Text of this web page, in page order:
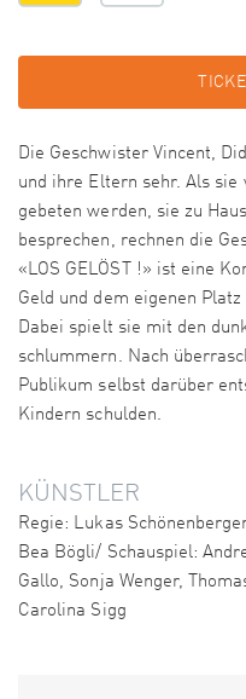
Die Geschwister Vincent,
und ihre Eltern sehr. Als
gebeten werden, sie zu
besprechen, rechnen die
«LOS GELÖST !» ist eine
Geld und dem eigenen
Dabei spielt sie mit den
schlummern. Nach
Publikum selbst darüber
Kindern schulden.
KÜNSTLER
Regie: Lukas
Bea Bögli/ Schauspiel:
Gallo, Sonja Wenger,
Carolina Sigg